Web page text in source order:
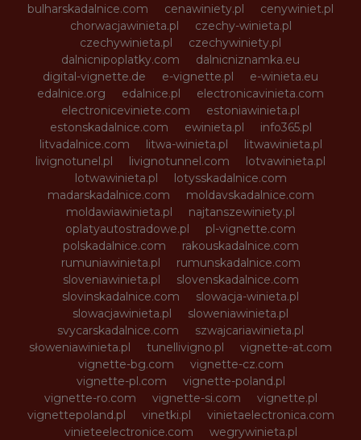
bulharskadalnice.com
cenawiniety.pl
cenywiniet.pl
chorwacjawinieta.pl
czechy-winieta.pl
czechywinieta.pl
czechywiniety.pl
dalnicnipoplatky.com
dalnicniznamka.eu
digital-vignette.de
e-vignette.pl
e-winieta.eu
edalnice.org
edalnice.pl
electronicavinieta.com
electroniceviniete.com
estoniawinieta.pl
estonskadalnice.com
ewinieta.pl
info365.pl
litvadalnice.com
litwa-winieta.pl
litwawinieta.pl
livignotunel.pl
livignotunnel.com
lotvawinieta.pl
lotwawinieta.pl
lotysskadalnice.com
madarskadalnice.com
moldavskadalnice.com
moldawiawinieta.pl
najtanszewiniety.pl
oplatyautostradowe.pl
pl-vignette.com
polskadalnice.com
rakouskadalnice.com
rumuniawinieta.pl
rumunskadalnice.com
sloveniawinieta.pl
slovenskadalnice.com
slovinskadalnice.com
slowacja-winieta.pl
slowacjawinieta.pl
sloweniawinieta.pl
svycarskadalnice.com
szwajcariawinieta.pl
słoweniawinieta.pl
tunellivigno.pl
vignette-at.com
vignette-bg.com
vignette-cz.com
vignette-pl.com
vignette-poland.pl
vignette-ro.com
vignette-si.com
vignette.pl
vignettepoland.pl
vinetki.pl
vinietaelectronica.com
vinieteelectronice.com
wegrywinieta.pl